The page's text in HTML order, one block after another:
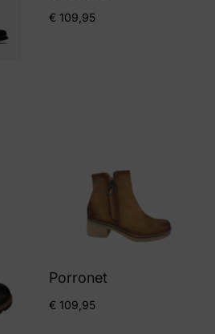
€ 109,95
Porronet
€ 109,95